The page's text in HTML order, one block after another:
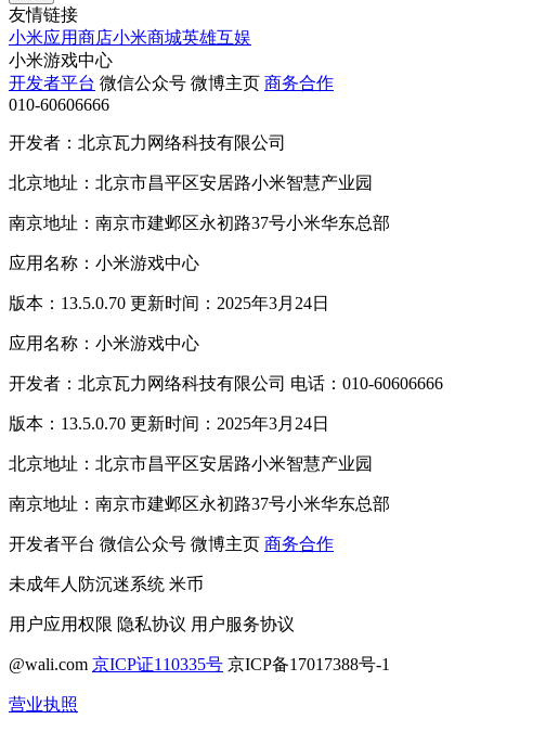
友情链接
小米应用商店小米商城英雄互娱
小米游戏中心
开发者平台 微信公众号 微博主页 商务合作
010-60606666
开发者：北京瓦力网络科技有限公司
北京地址：北京市昌平区安居路小米智慧产业园
南京地址：南京市建邺区永初路37号小米华东总部
应用名称：小米游戏中心
版本：13.5.0.70 更新时间：2025年3月24日
应用名称：小米游戏中心
开发者：北京瓦力网络科技有限公司 电话：010-60606666
版本：13.5.0.70 更新时间：2025年3月24日
北京地址：北京市昌平区安居路小米智慧产业园
南京地址：南京市建邺区永初路37号小米华东总部
开发者平台 微信公众号 微博主页 商务合作
未成年人防沉迷系统 米币
用户应用权限 隐私协议 用户服务协议
@wali.com 京ICP证110335号 京ICP备17017388号-1
营业执照